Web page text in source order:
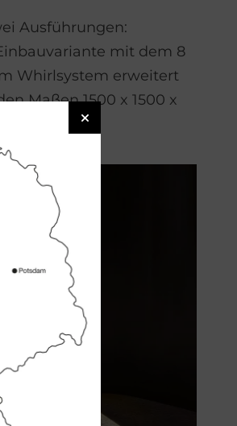
Ausführungen:
mit dem 8
Whirlsystem erweitert
Maßen 1500 x 1500 x